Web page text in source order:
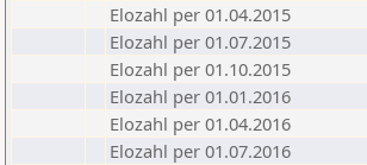
Elozahl per 01.04.2015
Elozahl per 01.07.2015
Elozahl per 01.10.2015
Elozahl per 01.01.2016
Elozahl per 01.04.2016
Elozahl per 01.07.2016